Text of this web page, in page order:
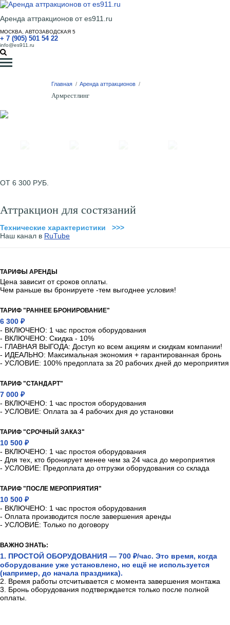
Аренда аттракционов от es911.ru
МОСКВА, АВТОЗАВОДСКАЯ 5
+ 7 (905) 501 54 22
info@es911.ru
Главная / Аренда аттракционов /
Армрестлинг
ОТ 6 300 РУБ.
Аттракцион для состязаний
Технические характеристики >>>
Наш канал в RuTube
ТАРИФЫ АРЕНДЫ
Цена зависит от сроков оплаты.
Чем раньше вы бронируете -тем выгоднее условия!
ТАРИФ "РАННЕЕ БРОНИРОВАНИЕ"
6 300 ₽
- ВКЛЮЧЕНО: 1 час простоя оборудования
- ВКЛЮЧЕНО: Скидка - 10%
- ГЛАВНАЯ ВЫГОДА: Доступ ко всем акциям и скидкам компании!
- ИДЕАЛЬНО: Максимальная экономия + гарантированная бронь
- УСЛОВИЕ: 100% предоплата за 20 рабочих дней до мероприятия
ТАРИФ "СТАНДАРТ"
7 000 ₽
- ВКЛЮЧЕНО: 1 час простоя оборудования
- УСЛОВИЕ: Оплата за 4 рабочих дня до установки
ТАРИФ "СРОЧНЫЙ ЗАКАЗ"
10 500 ₽
- ВКЛЮЧЕНО: 1 час простоя оборудования
- Для тех, кто бронирует менее чем за 24 часа до мероприятия
- УСЛОВИЕ: Предоплата до отгрузки оборудования со склада
ТАРИФ "ПОСЛЕ МЕРОПРИЯТИЯ"
10 500 ₽
- ВКЛЮЧЕНО: 1 час простоя оборудования
- Оплата производится после завершения аренды
- УСЛОВИЕ: Только по договору
ВАЖНО ЗНАТЬ:
1. ПРОСТОЙ ОБОРУДОВАНИЯ — 700 ₽/час. Это время, когда
оборудование уже установлено, но ещё не используется
(например, до начала праздника).
2. Время работы отсчитывается с момента завершения монтажа
3. Бронь оборудования подтверждается только после полной
оплаты.